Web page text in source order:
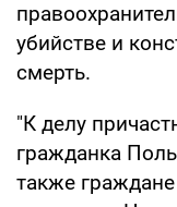
убийстве и
смерть.
"К делу
гражданка
также